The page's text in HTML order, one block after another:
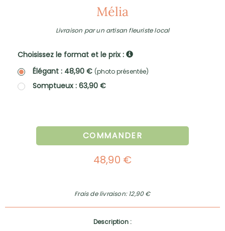
Mélia
Livraison par un artisan fleuriste local
Choisissez le format et le prix :
Élégant : 48,90 € (photo présentée)
Somptueux : 63,90 €
COMMANDER
48,90 €
Frais de livraison: 12,90 €
Description :